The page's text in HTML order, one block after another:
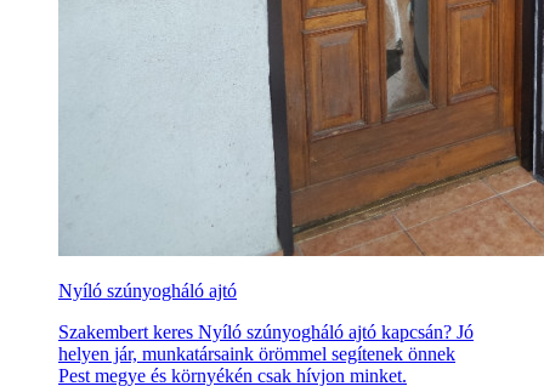
Nyíló szúnyogháló ajtó
Szakembert keres Nyíló szúnyogháló ajtó kapcsán? Jó
helyen jár, munkatársaink örömmel segítenek önnek
Pest megye és környékén csak hívjon minket.